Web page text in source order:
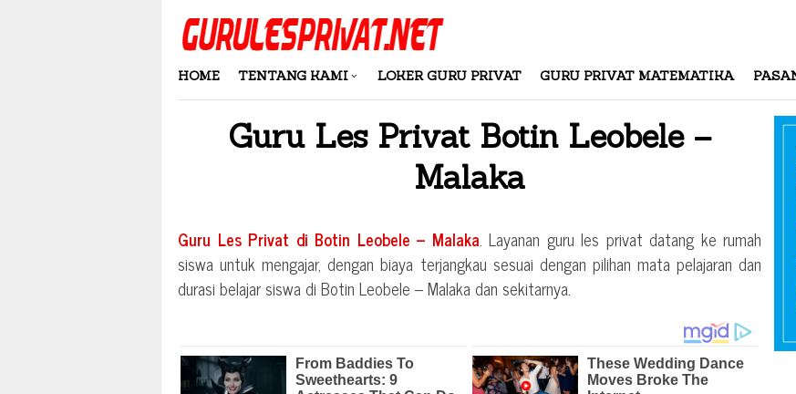
Skip
HOME TENTANG KAMI LOKER GURU PRIVAT GURU PRIVAT MATEMATIKA
Guru Les Privat Botin Leobele –
Malaka
Guru Les Privat di Botin Leobele – Malaka. Layanan guru les privat datang ke rumah
siswa untuk mengajar, dengan biaya terjangkau sesuai dengan pilihan mata pelajaran dan
durasi belajar siswa di Botin Leobele – Malakadan sekitarnya.